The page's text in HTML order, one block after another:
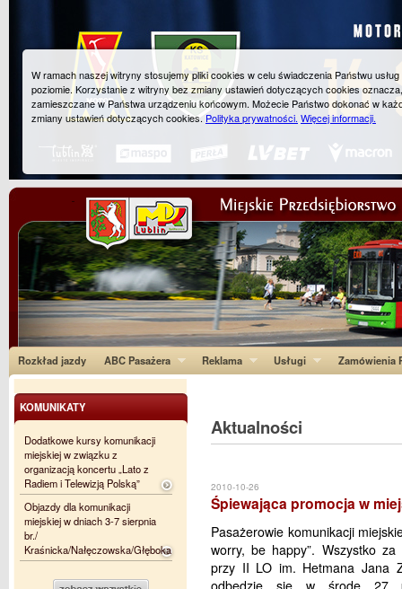
Rozkład jazdy ABC Pasażera Reklama Usługi Zamówienia
Aktualności
2010-10-26
Śpiewająca promocja w
Pasażerowie komunikacji
worry, be happy”. Wszystko za
przy II LO im. Hetmana Jana
odbędzie się w środę 27
KOMUNIKATY
Dodatkowe kursy komunikacji
miejskiej w związku z
organizacją koncertu „Lato z
Radiem i Telewizją Polską”
Objazdy dla komunikacji
miejskiej w dniach 3-7 sierpnia
br./
Kraśnicka/Nałęczowska/Głęboka
W ramach naszej witryny stosujemy pliki cookies w celu świadczenia Państwu
poziomie. Korzystanie z witryny bez zmiany ustawień dotyczących cookies
zamieszczane w Państwa urządzeniu końcowym. Możecie Państwo dokonać w
zmiany ustawień dotyczących cookies.Polityka prywatności. Więcej informacji.